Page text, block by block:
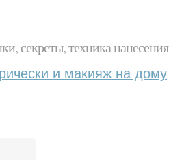
секреты, техника нанесения
и макияж на дому